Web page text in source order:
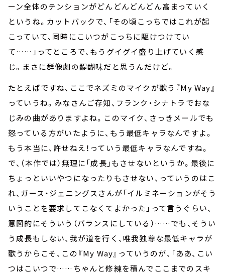
ーン全体のテンションがどんどんどんどん高まっていく
というね。カットバックで、「その頃こっちではこれが起
こっていて、同時にこいつがこっちに駆けつけてい
て……」ってところで、もうグイグイ盛り上げていく感
じ。まさに群像劇の醍醐味だと思うんだけど。
たとえばですね、ここでネズミのマイクが歌う『My Way』
っていうね。みなさんご存知、フランク・シナトラでおな
じみの曲がありますよね。このマイク、さっきメールでも
怒っている方がいたように、もう最低キャラなんですよ。
もう本当に、許せねえ！っていう最低キャラなんですね。
で、（本作では）無理に「成長」もさせないというか。最後に
ちょっといいやつになったりもさせない、っていうのはこ
れ、ガース・ジェニングスさんが「イルミネーションがそう
いうことを要求してこなくてよかった」って言うぐらい、
意図的にそういう（バランスにしている）……でも、そうい
う成長もしない、我が道を行く、唯我独尊な最低キャラが
歌うからこそ、この『My Way』っていうのが、「ああ、こい
つはこいつで……ちゃんと修練を積んでここまでのスキ